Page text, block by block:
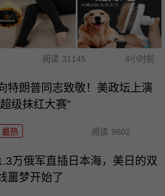
阅读 31145 4小时前
特朗普同志致敬！美政坛上演
超级抹红大赛”
最热 阅读 9602
万俄军直插日本海，美日的双
噩梦开始了